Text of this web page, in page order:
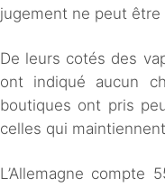
jugement ne peut être
De leurs cotés des
ont indiqué aucun
boutiques ont pris
celles qui
L’Allemagne